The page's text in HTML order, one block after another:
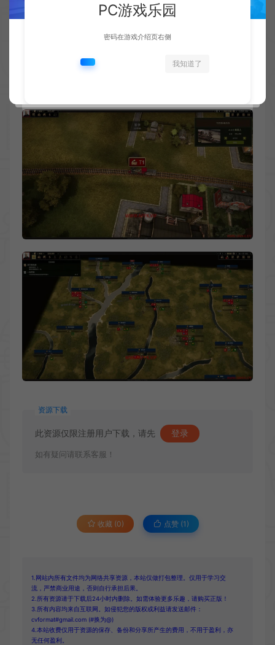
资源下载
此资源仅限注册用户下载，请先 登录
如有疑问请联系客服！
收藏 (0) 点赞 (1 )
1.网站内所有文件均为网络共享资源，本站仅做打包整理。仅用于学习交
流，严禁商业用途，否则自行承担后果。
2.所有资源请于下载后24小时内删除。如需体验更多乐趣，请购买正版！
3.所有内容均来自互联网。如侵犯您的版权或利益请发送邮件：
cvformat#gmail.com (#换为@)
4.本站收费仅用于资源的保存、备份和分享所产生的费用，不用于盈利，亦
无任何盈利。
PC游戏乐园
密码在游戏介绍页右侧
我知道了